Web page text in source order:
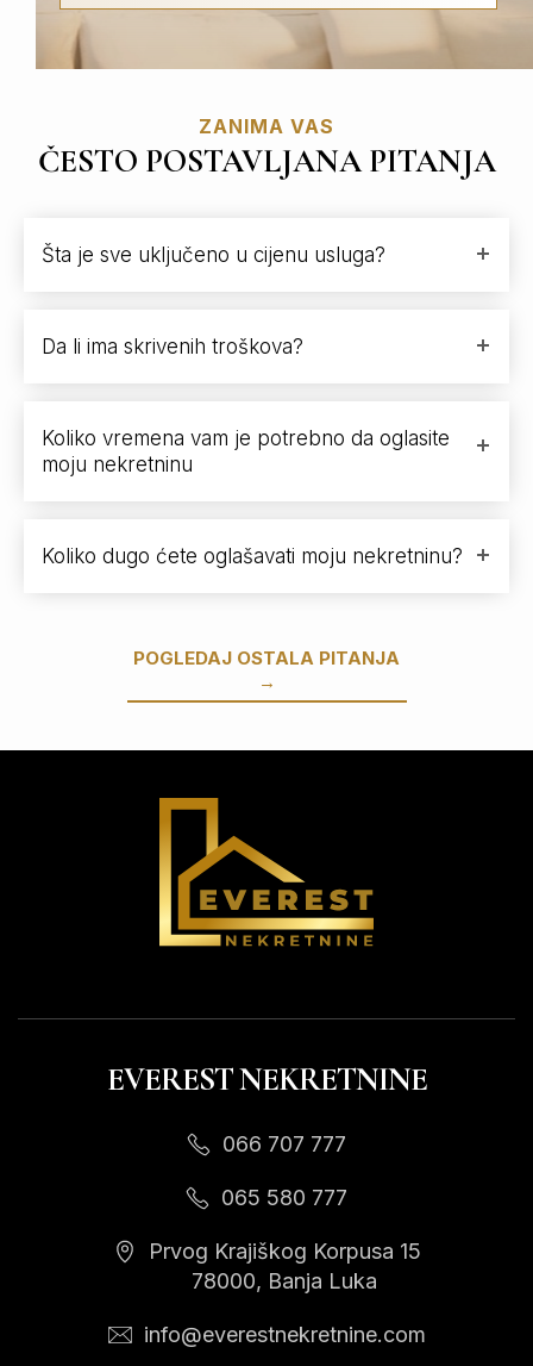
ZANIMA VAS
ČESTO POSTAVLJANA PITANJA
Šta je sve uključeno u cijenu usluga?
Da li ima skrivenih troškova?
Koliko vremena vam je potrebno da oglasite
moju nekretninu
Koliko dugo ćete oglašavati moju nekretninu?
POGLEDAJ OSTALA PITANJA
→
EVEREST NEKRETNINE
066 707 777
065 580 777
Prvog Krajiškog Korpusa 15
78000, Banja Luka
info@everestnekretnine.com